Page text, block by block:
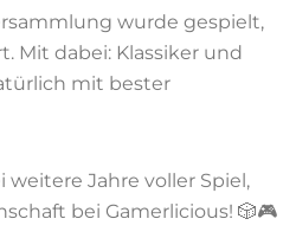
wurde gespielt,
Mit dabei: Klassiker und
mit bester
weitere Jahre voller Spiel,
bei Gamerlicious! 🎲🎮